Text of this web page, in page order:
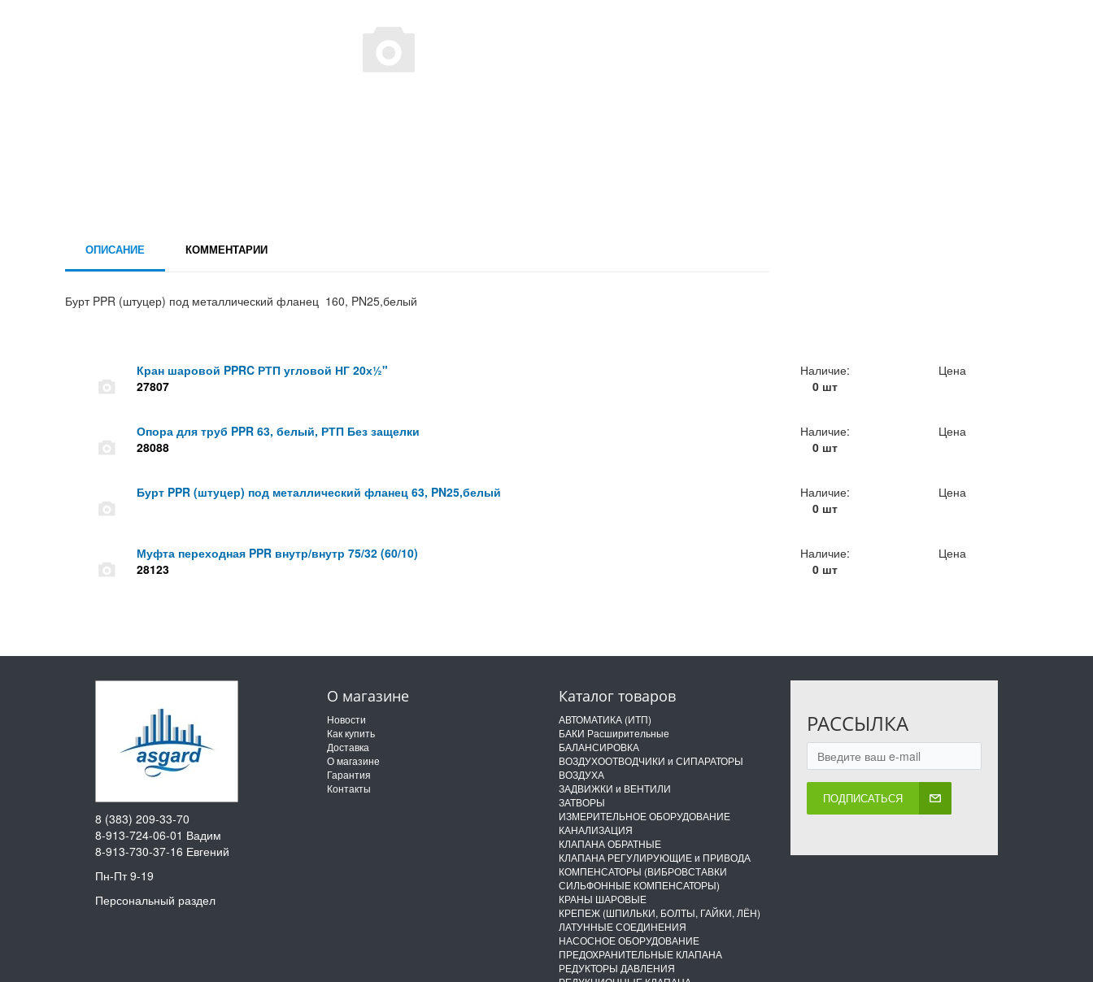
ОПИСАНИЕ КОММЕНТАРИИ
Бурт PPR (штуцер) под металлический фланец 160, PN25,белый
Кран шаровой PPRC РТП угловой НГ 20х½"
27807
Наличие:
0 шт
Цена
Опора для труб PPR 63, белый, РТП Без защелки
28088
Наличие:
0 шт
Цена
Бурт PPR (штуцер) под металлический фланец 63, PN25,белый
Наличие:
0 шт
Цена
Муфта переходная PPR внутр/внутр 75/32 (60/10)
28123
Наличие:
0 шт
Цена
О магазине
Новости
Как купить
Доставка
О магазине
Гарантия
Контакты
Каталог товаров
АВТОМАТИКА (ИТП)
БАКИ Расширительные
БАЛАНСИРОВКА
ВОЗДУХООТВОДЧИКИ и СИПАРАТОРЫ
ВОЗДУХА
ЗАДВИЖКИ и ВЕНТИЛИ
ЗАТВОРЫ
ИЗМЕРИТЕЛЬНОЕ ОБОРУДОВАНИЕ
КАНАЛИЗАЦИЯ
КЛАПАНА ОБРАТНЫЕ
КЛАПАНА РЕГУЛИРУЮЩИЕ и ПРИВОДА
КОМПЕНСАТОРЫ (ВИБРОВСТАВКИ
СИЛЬФОННЫЕ КОМПЕНСАТОРЫ)
КРАНЫ ШАРОВЫЕ
КРЕПЕЖ (ШПИЛЬКИ, БОЛТЫ, ГАЙКИ, ЛЁН)
ЛАТУННЫЕ СОЕДИНЕНИЯ
НАСОСНОЕ ОБОРУДОВАНИЕ
ПРЕДОХРАНИТЕЛЬНЫЕ КЛАПАНА
РЕДУКТОРЫ ДАВЛЕНИЯ
РАССЫЛКА
ПОДПИСАТЬСЯ
8 (383) 209-33-70
8-913-724-06-01 Вадим
8-913-730-37-16 Евгений
Пн-Пт 9-19
Персональный раздел